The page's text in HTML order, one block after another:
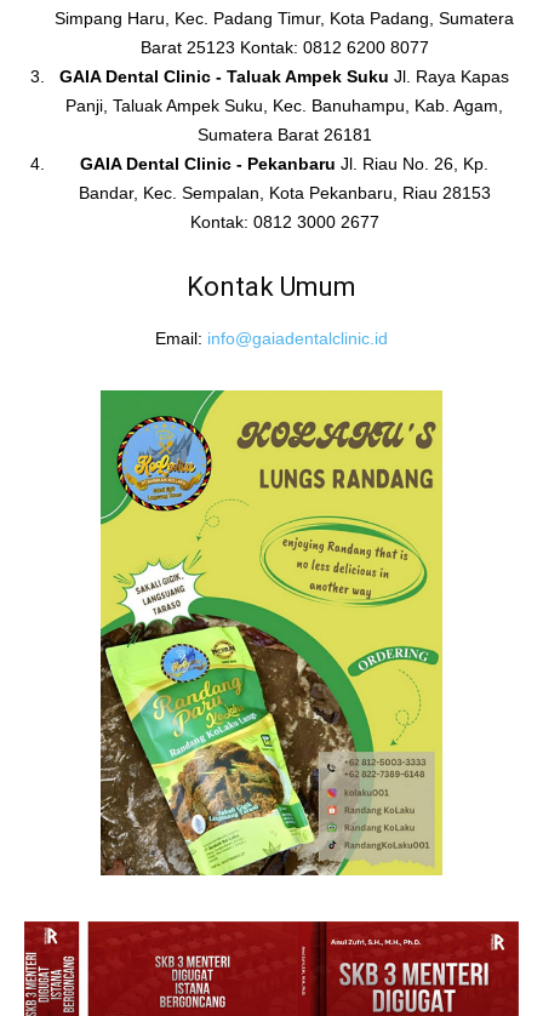
Simpang Haru, Kec. Padang Timur, Kota Padang, Sumatera
Barat 25123 Kontak: 0812 6200 8077
GAIA Dental Clinic - Taluak Ampek Suku Jl. Raya Kapas
Panji, Taluak Ampek Suku, Kec. Banuhampu, Kab. Agam,
Sumatera Barat 26181
GAIA Dental Clinic - Pekanbaru Jl. Riau No. 26, Kp.
Bandar, Kec. Sempalan, Kota Pekanbaru, Riau 28153
Kontak: 0812 3000 2677
Kontak Umum
Email: info@gaiadentalclinic.id